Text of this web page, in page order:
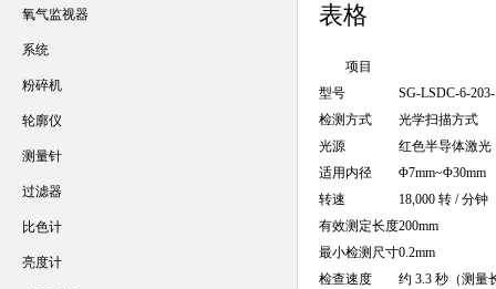
表格
项目
型号
SG-LSDC-6-
检测方式
光学扫描方式
光源
红色半导体激光
适用内径
Φ7mm~Φ30mm
转速
18,000 转 / 分钟
有效测定长度200mm
最小检测尺寸0.2mm
检查速度
约 3.3 秒（测量
氧气监视器
系统
粉碎机
轮廓仪
测量针
过滤器
比色计
亮度计